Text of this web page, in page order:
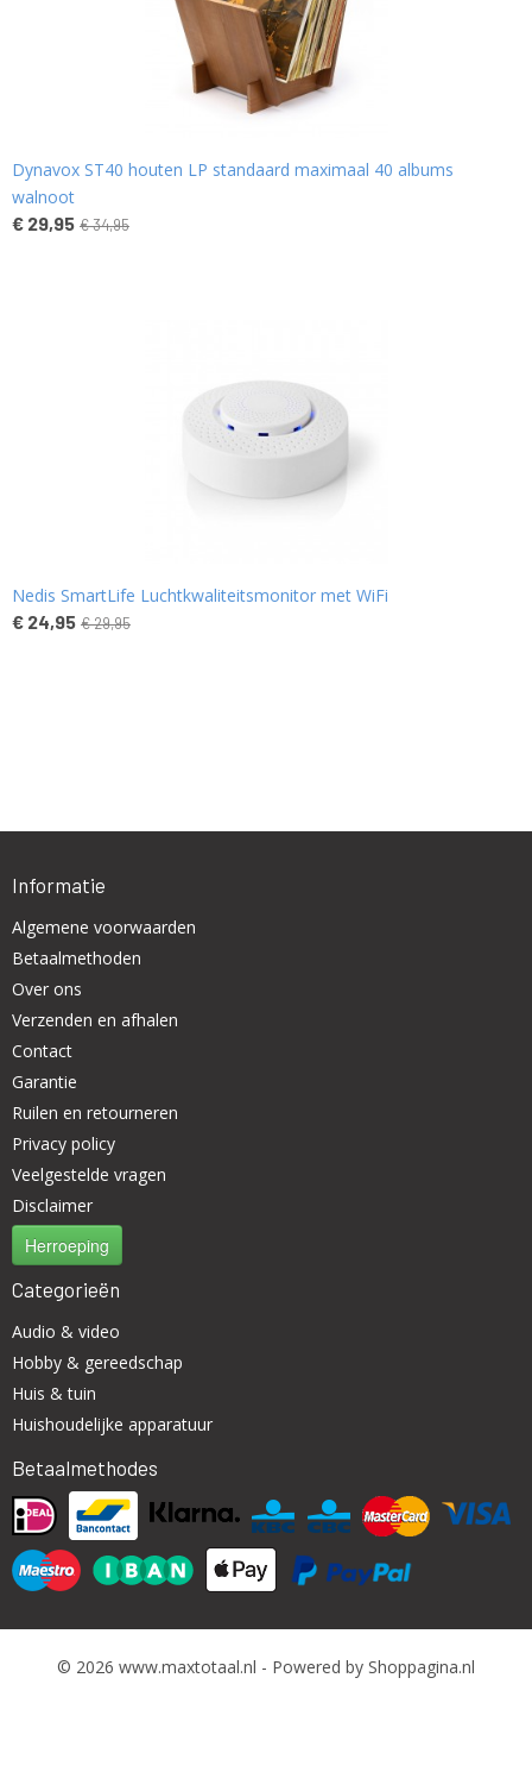
Dynavox ST40 houten LP standaard maximaal 40 albums
walnoot
€ 29,95 € 34,95
Nedis SmartLife Luchtkwaliteitsmonitor met WiFi
€ 24,95 € 29,95
Informatie
Algemene voorwaarden
Betaalmethoden
Over ons
Verzenden en afhalen
Contact
Garantie
Ruilen en retourneren
Privacy policy
Veelgestelde vragen
Disclaimer
Herroeping
Categorieën
Audio & video
Hobby & gereedschap
Huis & tuin
Huishoudelijke apparatuur
Betaalmethodes
© 2026 www.maxtotaal.nl - Powered by Shoppagina.nl